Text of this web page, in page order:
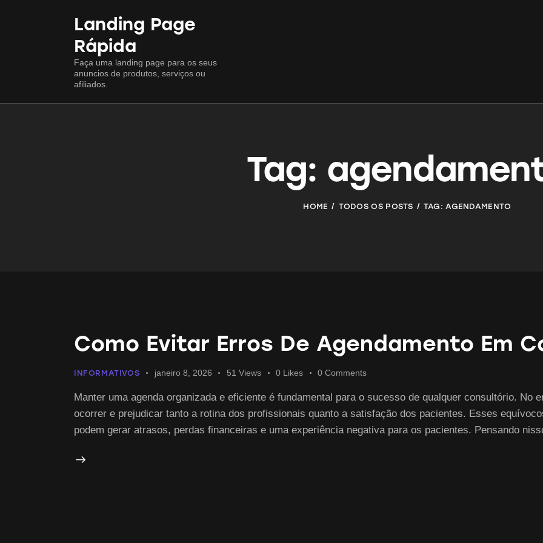
Landing Page
Rápida
Faça uma landing page para os seus
anuncios de produtos, serviços ou
afiliados.
Tag:
HOME TODOS OS POSTS TAG: AGENDAMENTO
Como Evitar Erros De Agendamento Em
INFORMATIVOS janeiro 8, 2026 51 Views 0 Likes 0 Comments
Manter uma agenda organizada e eficiente é fundamental para o sucesso de qualquer consultório. No
ocorrer e prejudicar tanto a rotina dos profissionais quanto a satisfação dos pacientes. Esses
podem gerar atrasos, perdas financeiras e uma experiência negativa para os pacientes. Pensando